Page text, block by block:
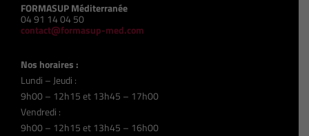
FORMASUP Méditerranée
04 91 14 04 50
contact@formasup-med.com
Nos horaires :
Lundi – Jeudi :
9h00 – 12h15 et 13h45 – 17h00
Vendredi :
9h00 – 12h15 et 13h45 – 16h00